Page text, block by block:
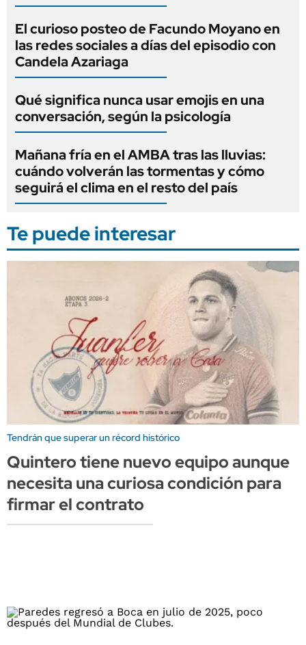
El curioso posteo de Facundo Moyano en
las redes sociales a días del episodio con
Candela Azariaga
Qué significa nunca usar emojis en una
conversación, según la psicología
Mañana fría en el AMBA tras las lluvias:
cuándo volverán las tormentas y cómo
seguirá el clima en el resto del país
Te puede interesar
Tendrán que superar un récord histórico
Quintero tiene nuevo equipo aunque
necesita una curiosa condición para
firmar el contrato